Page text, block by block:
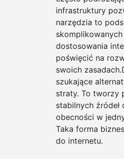
infrastruktury
narzędzia to
dostosowania
poświęcić na
swoich
szukające
straty. To tworzy
stabilnych
obecności w
Taka forma
do internetu.